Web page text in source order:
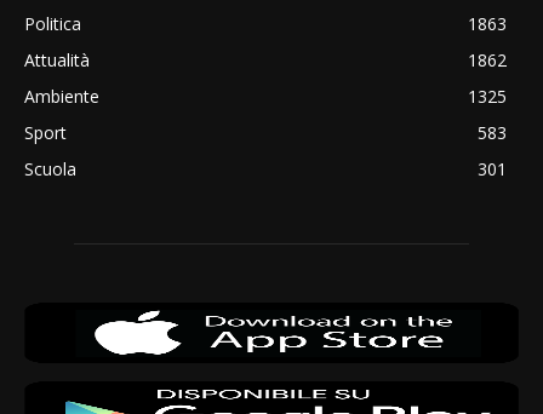
Politica
1863
Attualità
1862
Ambiente
1325
Sport
583
Scuola
301